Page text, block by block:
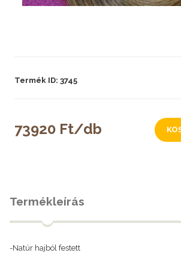
Termék ID: 3745
73920 Ft/db
Termékleírás
-Natúr hajból festett